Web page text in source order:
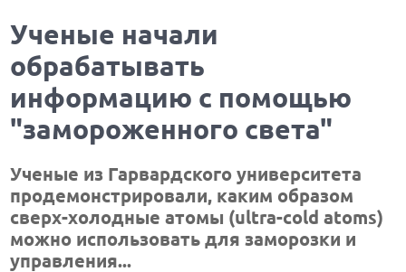
Ученые начали
обрабатывать
информацию с помощью
"замороженного света"
Ученые из Гарвардского университета
продемонстрировали, каким образом
сверх-холодные атомы (ultra-cold atoms)
можно использовать для заморозки и
управления...